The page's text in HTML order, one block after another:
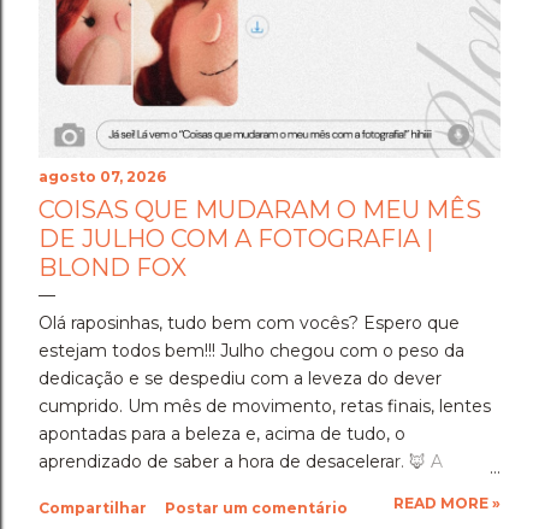
agosto 07, 2026
COISAS QUE MUDARAM O MEU MÊS
DE JULHO COM A FOTOGRAFIA |
BLOND FOX
Olá raposinhas, tudo bem com vocês? Espero que
estejam todos bem!!! Julho chegou com o peso da
dedicação e se despediu com a leveza do dever
cumprido. Um mês de movimento, retas finais, lentes
apontadas para a beleza e, acima de tudo, o
aprendizado de saber a hora de desacelerar. ​🦊 A
mês em que a disciplina atingiu o seu ponto mais alto.
Compartilhar Postar um comentário READ MORE »